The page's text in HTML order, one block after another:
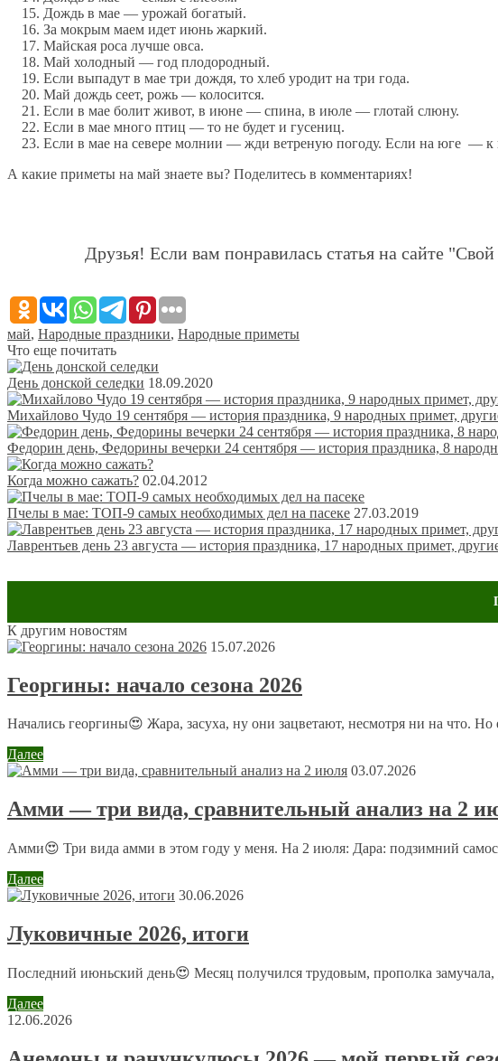
Дождь в мае — урожай богатый.
За мокрым маем идет июнь жаркий.
Майская роса лучше овса.
Май холодный — год плодородный.
Если выпадут в мае три дождя, то хлеб уродит на три года.
Май дождь сеет, рожь — колосится.
Если в мае болит живот, в июне — спина, в июле — глотай слюну.
Если в мае много птиц — то не будет и гусениц.
Если в мае на севере молнии — жди ветреную погоду. Если на юге — к
А какие приметы на май знаете вы? Поделитесь в комментариях!
Друзья! Если вам понравилась статья на сайте
май, Народные праздники, Народные приметы
Что еще почитать
День донской селедки 18.09.2020
Михайлово Чудо 19 сентября — история праздника, 9 народных примет,
Федорин день, Федорины вечерки 24 сентября — история праздника, 8
Когда можно сажать? 02.04.2012
Пчелы в мае: ТОП-9 самых необходимых дел на пасеке 27.03.2019
Лаврентьев день 23 августа — история праздника, 17 народных примет,
Оставить комментарий
Ваш адрес email не будет опубликован.
Обязательные поля помечены
Комментарий *
Email
Сайт
Отправляя сообщение, Вы разрешаете сбор и обработку персональных
К другим новостям
15.07.2026
Георгины: начало сезона 2026
Начались георгины😍 Жара, засуха, ну они зацветают, несмотря ни на что.
Далее
03.07.2026
Амми — три вида, сравнительный анализ на 2
Амми😍 Три вида амми в этом году у меня. На 2 июля: Дара: подзимний
Далее
30.06.2026
Луковичные 2026, итоги
Последний июньский день😍 Месяц получился трудовым, прополка
Далее
12.06.2026